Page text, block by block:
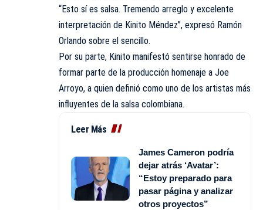
“Esto sí es salsa. Tremendo arreglo y excelente
interpretación de Kinito Méndez”, expresó Ramón
Orlando sobre el sencillo.
Por su parte, Kinito manifestó sentirse honrado de
formar parte de la producción homenaje a Joe
Arroyo, a quien definió como uno de los artistas más
influyentes de la salsa colombiana.
Leer Más
James Cameron podría
dejar atrás ‘Avatar’:
“Estoy preparado para
pasar página y analizar
otros proyectos”